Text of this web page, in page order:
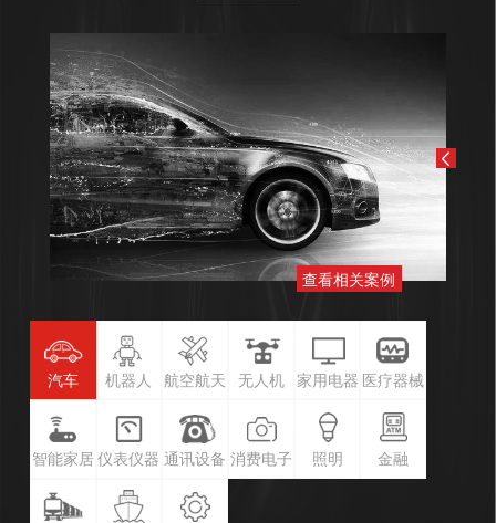
查看相关案例
汽车 机器人 航空航天 无人机 家用电器 医疗器械
智能家居 仪表仪器 通讯设备 消费电子 照明 金融